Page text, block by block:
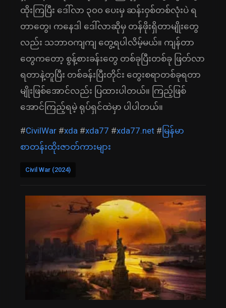
ထိုးကြပြီး ဒေါ်လာ ၃၀၀ ပေးမှ ဆန်းဝှစ်တစ်လုံးပဲ ရ
တာတွေ၊ ကနေဒါ ဒေါ်လာဆိုမှ တန်ဖိုးရှိတာမျိုးတွေ
လည်း သဘာဝကျကျ တွေ့ရပါလိမ့်မယ်။ ကျန်တာ
တွေကတော့ စွန့်စားခန်းတွေ တစ်ခုပြီးတစ်ခု ဖြတ်လာ
ရတာနဲ့တူပြီး တစ်ခန်းပြီးတိုင်း တွေးစရာတစ်ခုရတာ
မျိုးဖြစ်အောင်လည်း ပြထားပါတယ်။ ကြည့်ဖြစ်
အောင်ကြည့်ရမဲ့ ရုပ်ရှင်ထဲမှာ ပါပါတယ်။
#CivilWar #xda #xda77 #xda77.net # မြန်မာ
စာတန်းထိုးဇာတ်ကားများ
Civil War (2024)